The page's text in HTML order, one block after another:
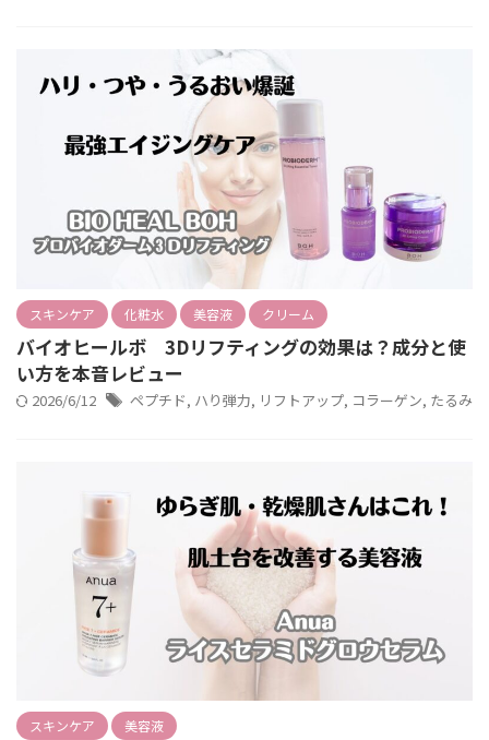
スキンケア 化粧水 美容液 クリーム
バイオヒールボ 3Dリフティングの効果は？成分と使
い方を本音レビュー
2026/6/12 ペプチド, ハり弾力, リフトアップ, コラーゲン, たるみ
スキンケア 美容液